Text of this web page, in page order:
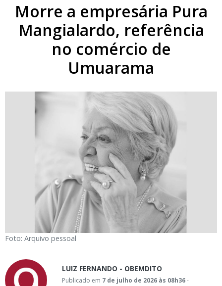
Morre a empresária Pura
Mangialardo, referência
no comércio de
Umuarama
Foto: Arquivo pessoal
LUIZ FERNANDO - OBEMDITO
Publicado em 7 de julho de 2026 às 08h36-